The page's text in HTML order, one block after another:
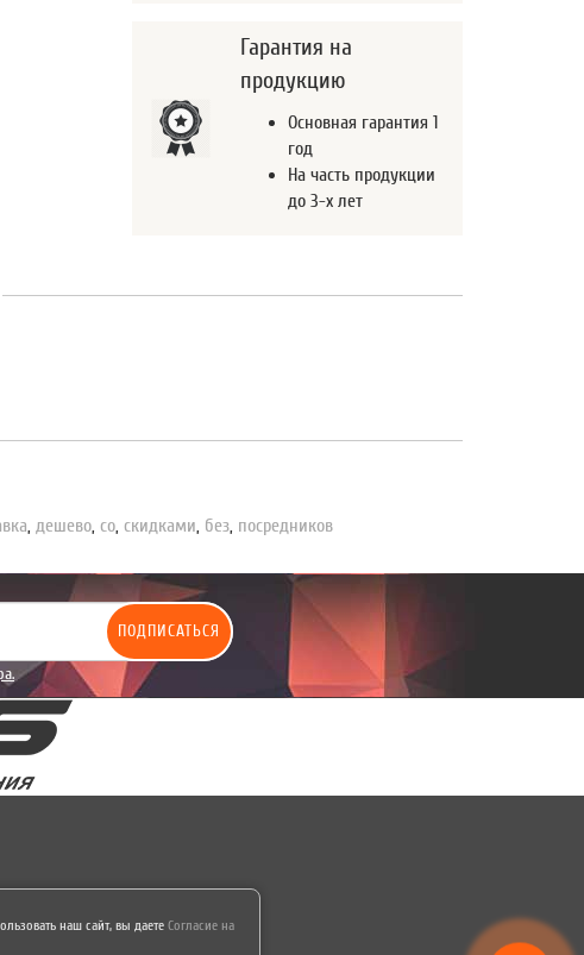
Гарантия на
продукцию
Основная гарантия 1
год
На часть продукции
до 3-х лет
,дешево, со, скидками, без, посредников
ПОДПИСАТЬСЯ
наш сайт, вы даете Согласие на